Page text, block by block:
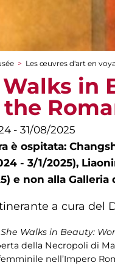
here
> Les œuvres d'art en
Walks in
- 31/08/2025
è ospitata:
- 3/1/2025),
e non alla
a cura del
She Walks in Beauty:
della Necropoli di
nell’Impero